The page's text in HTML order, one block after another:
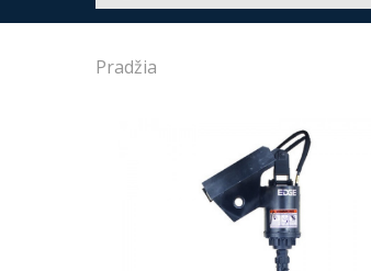
Pradžia